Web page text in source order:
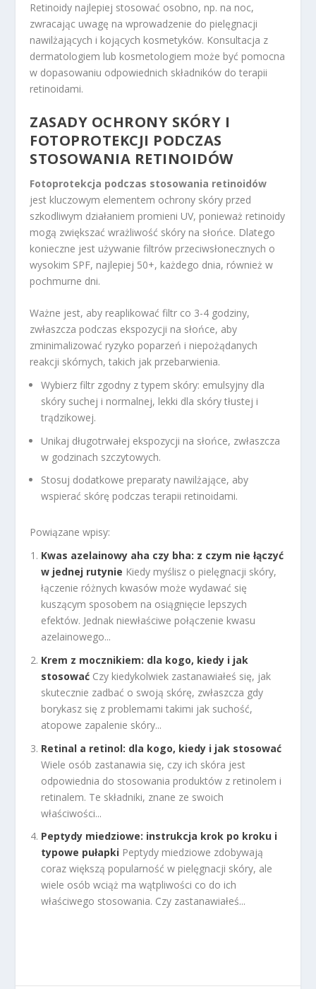
Retinoidy najlepiej stosować osobno, np. na noc,
zwracając uwagę na wprowadzenie do pielęgnacji
nawilżających i kojących kosmetyków. Konsultacja z
dermatologiem lub kosmetologiem może być pomocna
w dopasowaniu odpowiednich składników do terapii
retinoidami.
ZASADY OCHRONY SKÓRY I
FOTOPROTEKCJI PODCZAS
STOSOWANIA RETINOIDÓW
Fotoprotekcja podczas stosowania retinoidów
jest kluczowym elementem ochrony skóry przed
szkodliwym działaniem promieni UV, ponieważ retinoidy
mogą zwiększać wrażliwość skóry na słońce. Dlatego
konieczne jest używanie filtrów przeciwsłonecznych o
wysokim SPF, najlepiej 50+, każdego dnia, również w
pochmurne dni.
Ważne jest, aby reaplikować filtr co 3-4 godziny,
zwłaszcza podczas ekspozycji na słońce, aby
zminimalizować ryzyko poparzeń i niepożądanych
reakcji skórnych, takich jak przebarwienia.
Wybierz filtr zgodny z typem skóry: emulsyjny dla
skóry suchej i normalnej, lekki dla skóry tłustej i
trądzikowej.
Unikaj długotrwałej ekspozycji na słońce, zwłaszcza
w godzinach szczytowych.
Stosuj dodatkowe preparaty nawilżające, aby
wspierać skórę podczas terapii retinoidami.
Powiązane wpisy:
Kwas azelainowy aha czy bha: z czym nie łączyć
w jednej rutynie Kiedy myślisz o pielęgnacji skóry,
łączenie różnych kwasów może wydawać się
kuszącym sposobem na osiągnięcie lepszych
efektów. Jednak niewłaściwe połączenie kwasu
azelainowego...
Krem z mocznikiem: dla kogo, kiedy i jak
stosować Czy kiedykolwiek zastanawiałeś się, jak
skutecznie zadbać o swoją skórę, zwłaszcza gdy
borykasz się z problemami takimi jak suchość,
atopowe zapalenie skóry...
Retinal a retinol: dla kogo, kiedy i jak stosować
Wiele osób zastanawia się, czy ich skóra jest
odpowiednia do stosowania produktów z retinolem i
retinalem. Te składniki, znane ze swoich
właściwości...
Peptydy miedziowe: instrukcja krok po kroku i
typowe pułapki Peptydy miedziowe zdobywają
coraz większą popularność w pielęgnacji skóry, ale
wiele osób wciąż ma wątpliwości co do ich
właściwego stosowania. Czy zastanawiałeś...